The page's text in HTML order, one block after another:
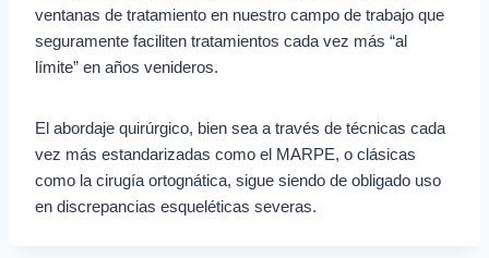
ventanas de tratamiento en nuestro campo de trabajo que
seguramente faciliten tratamientos cada vez más “al
límite” en años venideros.
El abordaje quirúrgico, bien sea a través de técnicas cada
vez más estandarizadas como el MARPE, o clásicas
como la cirugía ortognática, sigue siendo de obligado uso
en discrepancias esqueléticas severas.